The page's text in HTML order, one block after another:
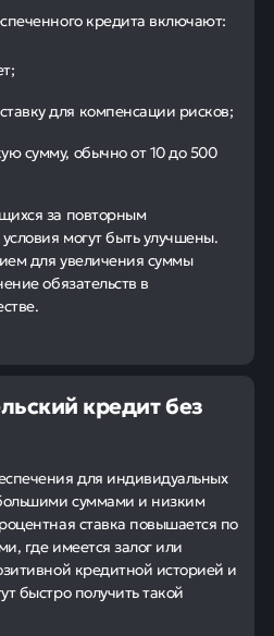
кредита включают:
для компенсации рисков;
сумму, обычно от 10 до 500
за повторным
могут быть улучшены.
для увеличения суммы
обязательств в
кредит без
для индивидуальных
суммами и низким
ставка повышается по
где имеется залог или
кредитной историей и
быстро получить такой